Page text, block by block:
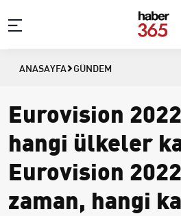
ANASAYFA GÜNDEM
Eurovision
hangi ülkeler
Eurovision
zaman, hangi